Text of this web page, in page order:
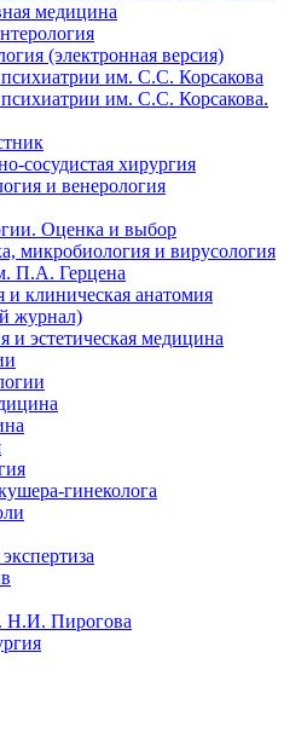
медицина
(электронная версия)
им. С.С. Корсакова
им. С.С. Корсакова.
сосудистая хирургия
и венерология
Оценка и выбор
микробиология и вирусология
П.А. Герцена
и клиническая анатомия
журнал)
и эстетическая медицина
гинеколога
Н.И. Пирогова